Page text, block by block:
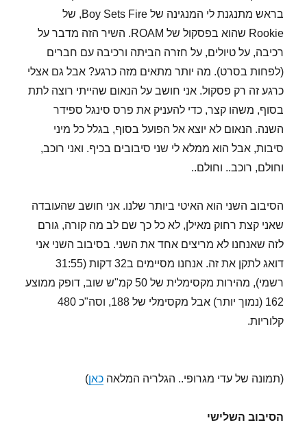
בראש מתנגנת לי המנגינה של Boy Sets Fire, של
Rookie שהוא בפסקול של ROAM. השיר הזה מדבר על
רכיבה, על טיולים, על חזרה הביתה ורכיבה עם חברים
(לפחות בסרט). מה יותר מתאים מזה כרגע? אבל גם אצלי
כרגע זה רק פסקול. אני חושב על הנאום שהייתי רוצה לתת
בסוף, משהו קצר, כדי להעניק את פרס סינגל ספידר
השנה. הנאום לא יוצא אל הפועל בסוף, בגלל כל מיני
סיבות, אבל הוא ממלא לי שני סיבובים בכיף. ואני רוכב,
וחולם, רוכב.. וחולם..
הסיבוב השני הוא האיטי ביותר שלנו. אני חושב שהעובדה
שאני קצת רחוק מאילן, לא כל כך שם לב מה קורה, גורם
לזה שאנחנו לא מריצים אחד את השני. בסיבוב השני אני
דואג לתקן את זה. אנחנו מסיימים ב32 דקות (31:55
רשמי), מהירות מקסימלית של 50 קמ"ש שוב, דופק ממוצע
162 (נמוך יותר) אבל מקסימלי של 188, וסה"כ 480
קלוריות.
(תמונה של עדי מגרופי.. הגלריה המלאהכאן)
הסיבוב השלישי